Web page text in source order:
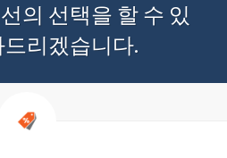
의 선택을 할 수 있
드리겠습니다.